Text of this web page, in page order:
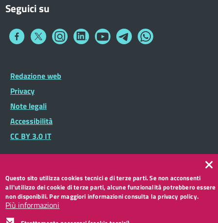
Seguici su
Collegamento
Collegamento
a
Collegamento
a
Collegamento
a
Collegamento
a
Collegamento
a
Collegamento
a
Footer
Widget
Footer
menu
Redazione web
Privacy
Note legali
Accessibilità
CC BY 3.0 IT
Questo sito utilizza cookies tecnici e di terze parti. Se non acconsenti
all'utilizzo dei cookie di terze parti, alcune funzionalità potrebbero essere
non disponibili. Per maggiori informazioni consulta la privacy policy.
Più informazioni